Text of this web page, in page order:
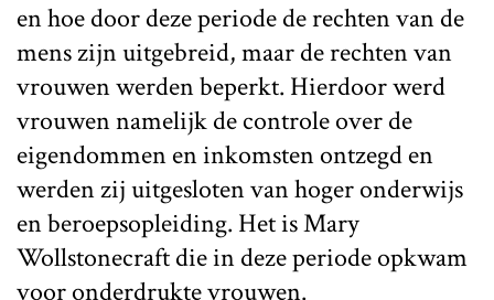
en hoe door deze periode de rechten van de
mens zijn uitgebreid, maar de rechten van
vrouwen werden beperkt. Hierdoor werd
vrouwen namelijk de controle over de
eigendommen en inkomsten ontzegd en
werden zij uitgesloten van hoger onderwijs
en beroepsopleiding. Het is Mary
Wollstonecraft die in deze periode opkwam
voor onderdrukte vrouwen.